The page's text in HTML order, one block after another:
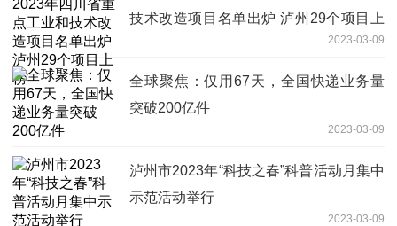
技术改造项目名单出炉 泸州29个项目上
2023-03-09
全球聚焦：仅用67天，全国快递业务量
突破200亿件
2023-03-09
泸州市2023年“科技之春”科普活动月集中
示范活动举行
2023-03-09